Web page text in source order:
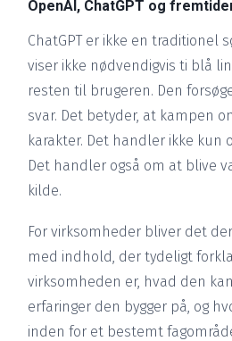
OpenAI, ChatGPT og
ChatGPT er ikke en traditionel
viser ikke nødvendigvis ti blå
resten til brugeren. Den
svar. Det betyder, at kampen
karakter. Det handler ikke kun
Det handler også om at blive
kilde.
For virksomheder bliver det
med indhold, der tydeligt
virksomheden er, hvad den
erfaringer den bygger på, og
inden for et bestemt